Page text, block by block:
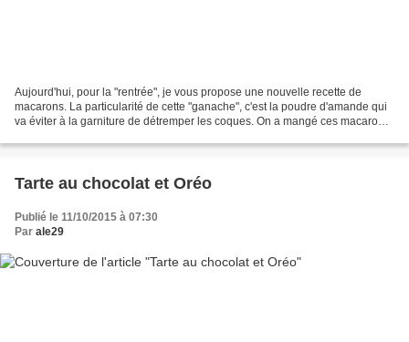
Aujourd'hui, pour la "rentrée", je vous propose une nouvelle recette de
macarons. La particularité de cette "ganache", c'est la poudre d'amande qui
va éviter à la garniture de détremper les coques. On a mangé ces macarons
Tarte au chocolat et Oréo
Publié le 11/10/2015 à 07:30
Par ale29